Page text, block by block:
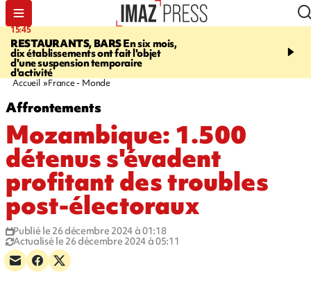
15:45
RESTAURANTS, BARSEn six mois,
dix établissements ont fait l'objet
d'une suspension temporaire
d'activité
17:17
Angeles, un homme vit
Accueil France - Monde
Affrontements
Mozambique: 1.500
détenus s'évadent
profitant des troubles
post-électoraux
Publié le 26 décembre 2024 à 01:18
Actualisé le 26 décembre 2024 à 05:11